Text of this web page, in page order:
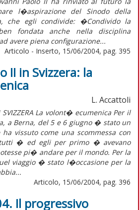
l�aspirazione del Sinodo della
che egli condivide: �Condivido la
fondata anche nella disciplina
avere piena configurazione...
Articolo - Inserto, 15/06/2004, pag. 395
II in Svizzera: la
L. Accattoli
SVIZZERA La volont� ecumenica Per il
a Berna, del 5 e 6 giugno � stato un
vissuto come una scommessa con
� ed egli per primo � avevano
pi� andare per il mondo. Per la
viaggio � stato l�occasione per la
Articolo, 15/06/2004, pag. 396
Il progressivo